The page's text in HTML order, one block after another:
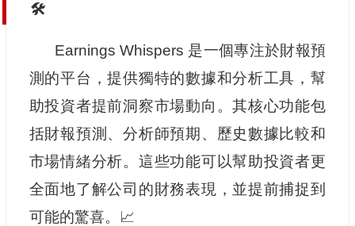
🛠️
Earnings Whispers 是一個專注於財報預
測的平台，提供獨特的數據和分析工具，幫
助投資者提前洞察市場動向。其核心功能包
括財報預測、分析師預期、歷史數據比較和
市場情緒分析。這些功能可以幫助投資者更
全面地了解公司的財務表現，並提前捕捉到
可能的驚喜。📈